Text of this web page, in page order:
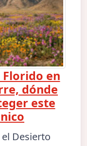
Florido en
dónde
este
Desierto